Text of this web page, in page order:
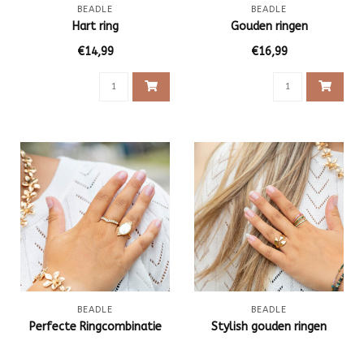
BEADLE
Hart ring
€14,99
BEADLE
Gouden ringen
€16,99
BEADLE
Perfecte Ringcombinatie
BEADLE
Stylish gouden ringen